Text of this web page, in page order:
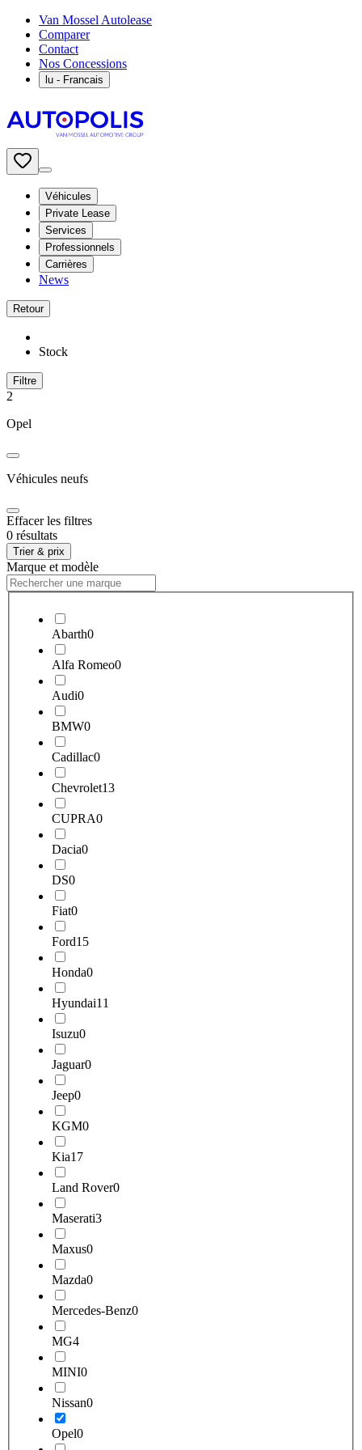
Van Mossel Autolease
Comparer
Contact
Nos Concessions
lu - Francais
Véhicules
Private Lease
Services
Professionnels
Carrières
News
Retour
Stock
Filtre
2
Opel
Véhicules neufs
Effacer les filtres
0 résultats
Trier & prix
Marque et modèle
Abarth0
Alfa Romeo0
Audi0
BMW0
Cadillac0
Chevrolet13
CUPRA0
Dacia0
DS0
Fiat0
Ford15
Honda0
Hyundai11
Isuzu0
Jaguar0
Jeep0
KGM0
Kia17
Land Rover0
Maserati3
Maxus0
Mazda0
Mercedes-Benz0
MG4
MINI0
Nissan0
Opel0